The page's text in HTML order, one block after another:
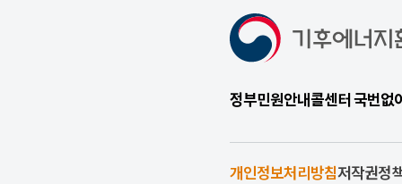
정부민원안내콜센터 국번
개인정보처리방침저작권정